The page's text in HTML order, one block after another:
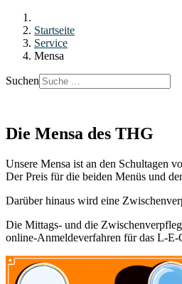
Startseite
Service
Mensa
Suchen
Die Mensa des THG
Unsere Mensa ist an den Schultagen
Der Preis für die beiden Menüs und
Darüber hinaus wird eine
Die Mittags- und die
online-Anmeldeverfahren für das L-